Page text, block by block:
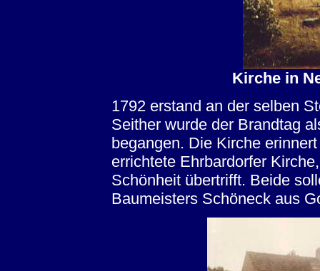
Kirche in
1792 erstand an der selben
Seither wurde der Brandtag
begangen. Die Kirche
errichtete Ehrbardorfer
Schönheit übertrifft. Beide
Baumeisters Schöneck aus